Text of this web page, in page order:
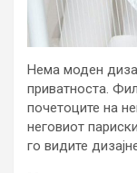
Нема моден
приватноста.
почетоците на
неговиот
го видите